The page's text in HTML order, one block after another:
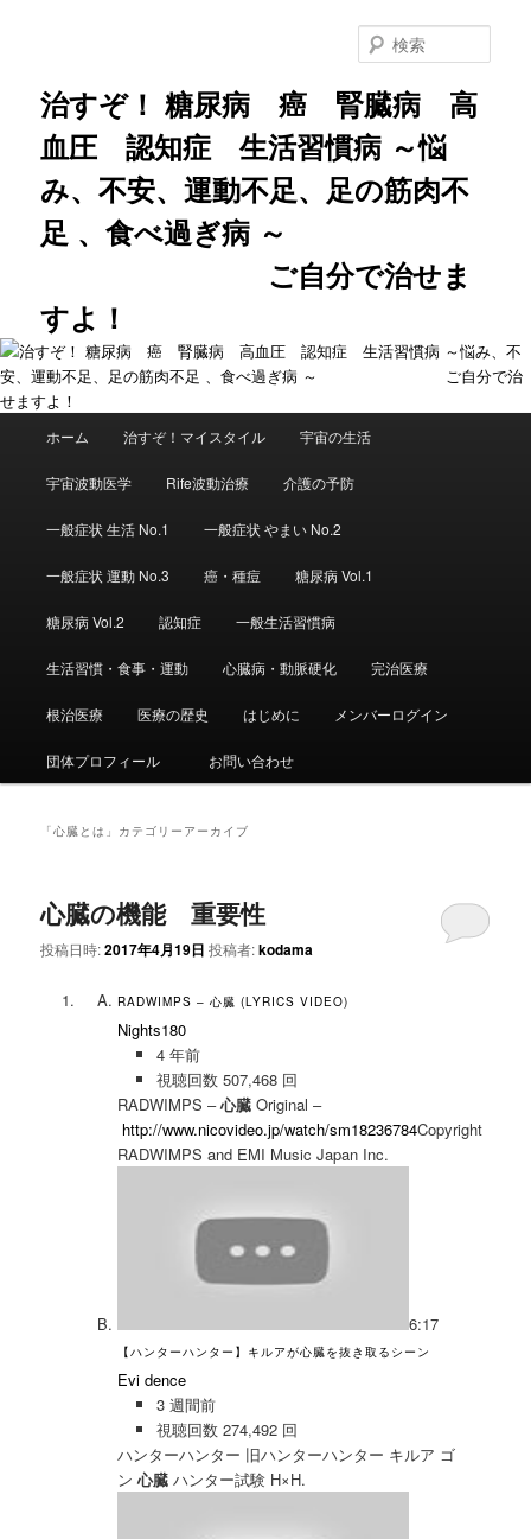
治すぞ！ 糖尿病 癌 腎臓病 高
血圧 認知症 生活習慣病 ～悩
み、不安、運動不足、足の筋肉不
足 、食べ過ぎ病 ～
ご自分で治せま
すよ！
索
ホーム 治すぞ！マイスタイル 宇宙の生活
宇宙波動医学 Rife波動治療 介護の予防
一般症状 生活 No.1 一般症状 やまい No.2
一般症状 運動 No.3 癌・種痘 糖尿病 Vol.1
糖尿病 Vol.2 認知症 一般生活習慣病
生活習慣・食事・運動 心臓病・動脈硬化 完治医療
根治医療 医療の歴史 はじめに メンバーログイン
団体プロフィール お問い合わせ
「心臓とは 」カテゴリーアーカイブ
心臓の機能 重要性
投稿日時:2017年4月19日 投稿者:kodama
RADWIMPS – 心臓 (LYRICS VIDEO)
Nights180
4 年前
視聴回数 507,468 回
RADWIMPS – 心臓 Original –
http://www.nicovideo.jp/watch/sm18236784Copyright
RADWIMPS and EMI Music Japan Inc.
6:17
【ハンターハンター】キルアが心臓を抜き取るシーン
Evi dence
3 週間前
視聴回数 274,492 回
ハンターハンター 旧ハンターハンター キルア ゴ
ン 心臓 ハンター試験 H×H.